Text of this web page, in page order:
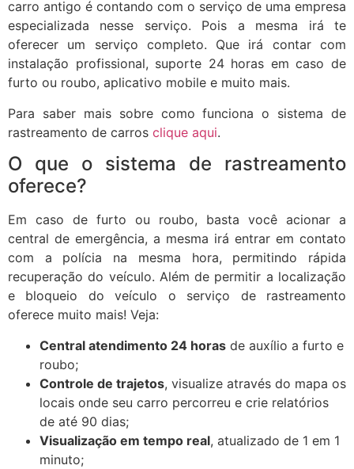
carro antigo é contando com o serviço de uma empresa
especializada nesse serviço. Pois a mesma irá te
oferecer um serviço completo. Que irá contar com
instalação profissional, suporte 24 horas em caso de
furto ou roubo, aplicativo mobile e muito mais.
Para saber mais sobre como funciona o sistema de
rastreamento de carros clique aqui.
O que o sistema de rastreamento
oferece?
Em caso de furto ou roubo, basta você acionar a
central de emergência, a mesma irá entrar em contato
com a polícia na mesma hora, permitindo rápida
recuperação do veículo. Além de permitir a localização
e bloqueio do veículo o serviço de rastreamento
oferece muito mais! Veja:
Central atendimento 24 horas de auxílio a furto e
roubo;
Controle de trajetos, visualize através do mapa os
locais onde seu carro percorreu e crie relatórios
de até 90 dias;
Visualização em tempo real, atualizado de 1 em 1
minuto;